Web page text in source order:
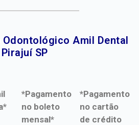
Odontológico Amil Dental
Pirajuí SP​
*Pagamento
no boleto
mensal*
*Pagamento
no cartão
de crédito